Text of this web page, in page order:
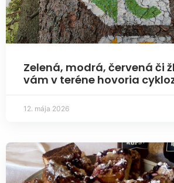
Zelená, modrá, červená či
vám v teréne hovoria
12. mája 2026